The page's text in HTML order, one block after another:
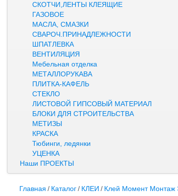
СКОТЧИ,ЛЕНТЫ КЛЕЯЩИЕ
ГАЗОВОЕ
МАСЛА, СМАЗКИ
СВАРОЧ.ПРИНАДЛЕЖНОСТИ
ШПАТЛЕВКА
ВЕНТИЛЯЦИЯ
Мебельная отделка
МЕТАЛЛОРУКАВА
ПЛИТКА-КАФЕЛЬ
СТЕКЛО
ЛИСТОВОЙ ГИПСОВЫЙ МАТЕРИАЛ
БЛОКИ ДЛЯ СТРОИТЕЛЬСТВА
МЕТИЗЫ
КРАСКА
Тюбинги, ледянки
УЦЕНКА
Наши ПРОЕКТЫ
Главная / Каталог/ КЛЕИ / Клей Момент